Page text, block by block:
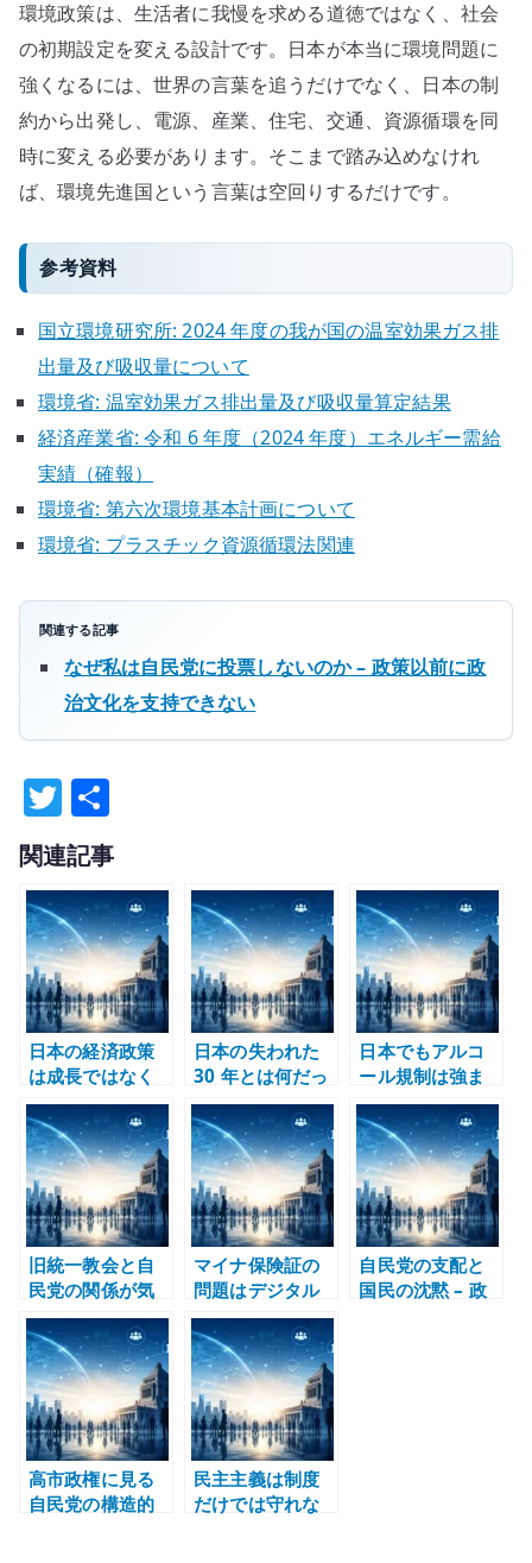
環境政策は、生活者に我慢を求める道徳ではなく、社会
の初期設定を変える設計です。日本が本当に環境問題に
強くなるには、世界の言葉を追うだけでなく、日本の制
約から出発し、電源、産業、住宅、交通、資源循環を同
時に変える必要があります。そこまで踏み込めなけれ
ば、環境先進国という言葉は空回りするだけです。
参考資料
国立環境研究所: 2024 年度の我が国の温室効果ガス排
出量及び吸収量について
環境省: 温室効果ガス排出量及び吸収量算定結果
経済産業省: 令和 6 年度（2024 年度）エネルギー需給
実績（確報）
環境省: 第六次環境基本計画について
環境省: プラスチック資源循環法関連
関連する記事
なぜ私は自民党に投票しないのか – 政策以前に政
治文化を支持できない
T
w
it
te
r
有
関連記事
日本の経済政策
は成長ではなく
延命治療 – 産業
構造を変えない
政策の限界
日本の失われた
30 年とは何だっ
たのか – 未来の
芽を摘み続けた
政治と産業構造
日本でもアルコ
ール規制は強ま
るのか – 酒の文
化と責任を考え
る
旧統一教会と自
民党の関係が気
持ち悪い理由 –
政治と宗教団体
の距離感を考え
る
マイナ保険証の
問題はデジタル
化ではなく移行
設計にある – 本
人確認、医療現
場、例外対応を
分けて考える
自民党の支配と
国民の沈黙 – 政
高市政権に見る
自民党の構造的
民主主義は制度
だけでは守れな